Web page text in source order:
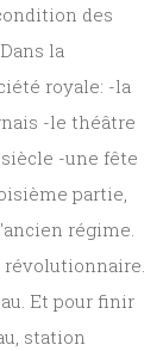
des
la
royale: -la
-le théâtre
-une fête
partie,
régime.
révolutionnaire.
Et pour finir
station